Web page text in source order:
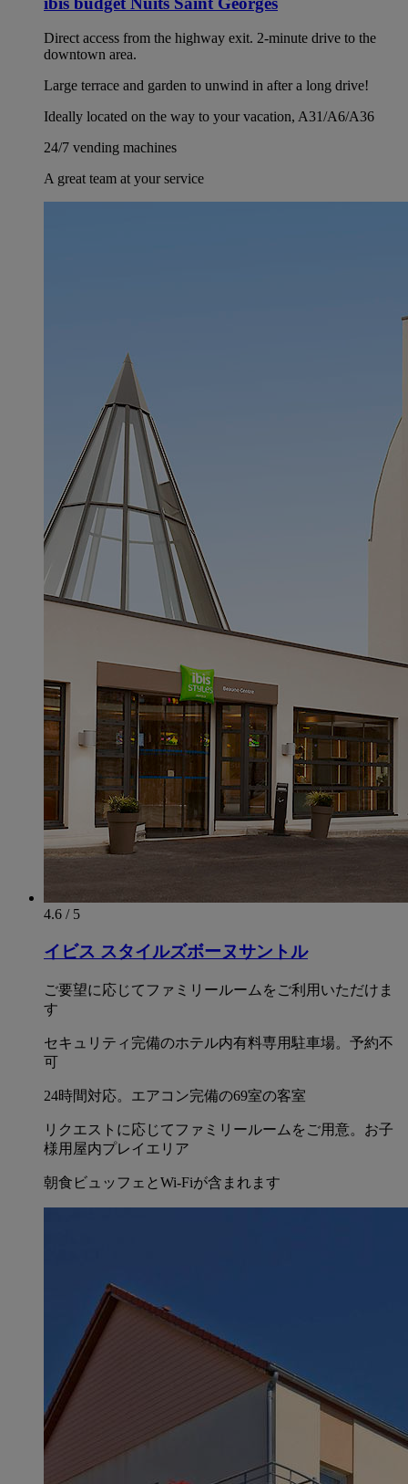
Direct access from the highway exit. 2-minute drive to the
downtown area.
Large terrace and garden to unwind in after a long drive!
Ideally located on the way to your vacation, A31/A6/A36
24/7 vending machines
A great team at your service
4.6 / 5
イビス スタイルズボーヌサントル
ご要望に応じてファミリールームをご利用いただけま
す
セキュリティ完備のホテル内有料専用駐車場。予約不
可
24時間対応。エアコン完備の69室の客室
リクエストに応じてファミリールームをご用意。お子
様用屋内プレイエリア
朝食ビュッフェとWi-Fiが含まれます